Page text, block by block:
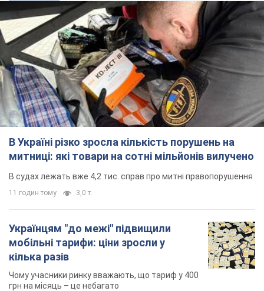
В Україні різко зросла кількість порушень на
митниці: які товари на сотні мільйонів вилучено
В судах лежать вже 4,2 тис. справ про митні правопорушення
11 годин тому 3,0 т.
Українцям "до межі" підвищили
мобільні тарифи: ціни зросли у
кілька разів
Чому учасники ринку вважають, що тариф у 400
грн на місяць – це небагато